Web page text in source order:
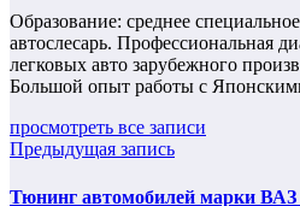
Образование: среднее
автослесарь. Профессиональная
легковых авто зарубежного
Большой опыт работы с
просмотреть все записи
Предыдущая запись
Тюнинг автомобилей марки ВАЗ